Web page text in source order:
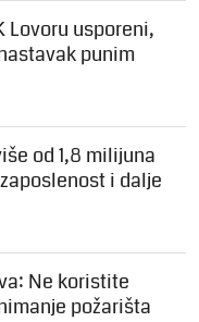
Lovoru usporeni,
punim
od 1,8 milijuna
i dalje
Ne koristite
požarišta